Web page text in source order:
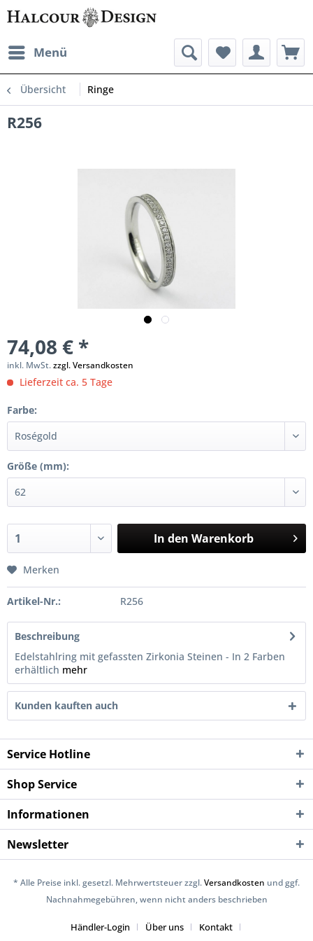
Menü
Übersicht Ringe
R256
74,08 € *
inkl. MwSt.zzgl. Versandkosten
Lieferzeit ca. 5 Tage
Farbe:
Größe (mm):
In den Warenkorb
Merken
Artikel-Nr.: R256
Beschreibung
Edelstahlring mit gefassten Zirkonia Steinen - In 2 Farben
erhältlich mehr
Kunden kauften auch
Service Hotline
Shop Service
Informationen
Newsletter
* Alle Preise inkl. gesetzl. Mehrwertsteuer zzgl.Versandkosten und ggf.
Nachnahmegebühren, wenn nicht anders beschrieben
Händler-Login Über uns Kontakt